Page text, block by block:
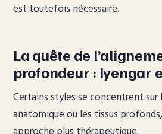
est toutefois nécessaire.
La quête de
profondeur : Iyengar
Certains styles se concentrent sur
anatomique ou les tissus